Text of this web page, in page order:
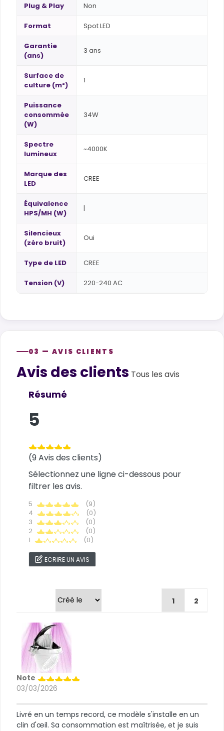
Plug & Play Non
Format Spot LED
Garantie
(ans)
3 ans
Surface de
culture (m²)
1
Puissance
consommée
(W)
34W
Spectre
lumineux
~4000K
Marque des
LED
CREE
Équivalence
HPS/MH (W)
|
Silencieux
(zéro bruit)
Oui
Type de LED CREE
Tension (V) 220-240 AC
03 — AVIS CLIENTS
Customer reviews
Avis des clients Tous les avis
Résumé
5
(9 Avis des clients)
Sélectionnez une ligne ci-dessous pour
filtrer les avis.
5
(9)
4
(0)
3
(0)
2
(0)
1
(0)
ECRIRE UN AVIS
1 2
Note
03/03/2026
Livré en un temps record, ce modèle s'installe en un
clin d'œil. Sa consommation est maîtrisée, et je suis